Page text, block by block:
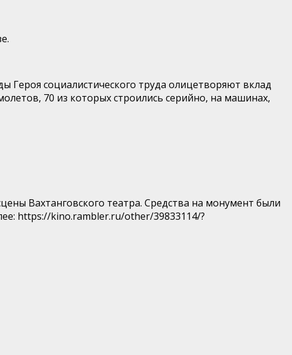
Героя социалистического труда олицетворяют вклад
70 из которых строились серийно, на машинах,
Вахтанговского театра. Средства на монумент были
https://kino.rambler.ru/other/39833114/?